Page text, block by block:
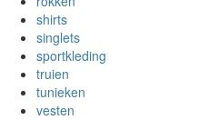
shirts
singlets
sportkleding
truien
tunieken
vesten